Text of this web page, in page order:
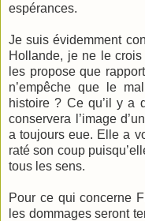
espérances.
Je suis évidemment
Hollande, je ne le
les propose que
n’empêche que le
histoire ? Ce qu’il y a
conservera l’image
a toujours eue. Elle a
raté son coup
tous les sens.
Pour ce qui concerne
les dommages seront